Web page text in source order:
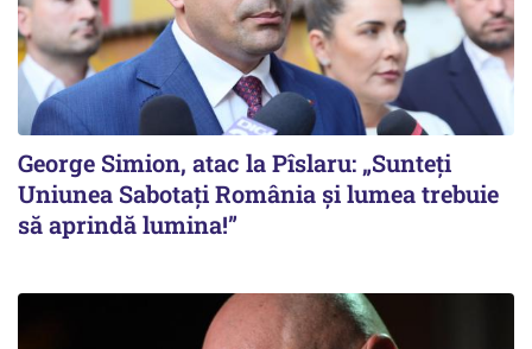
George Simion, atac la Pîslaru: „Sunteți
Uniunea Sabotați România și lumea trebuie
să aprindă lumina!”